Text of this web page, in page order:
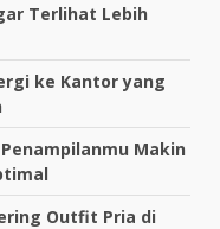
Terlihat Lebih
ke Kantor yang
Makin
Outfit Pria di